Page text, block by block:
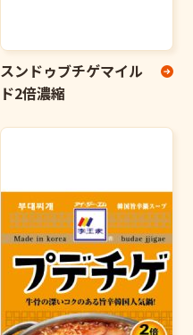
スンドゥブチゲマイル
ド2倍濃縮